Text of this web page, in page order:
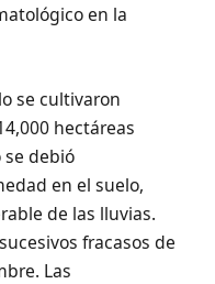
en la
se cultivaron
hectáreas
debió
en el suelo,
de las lluvias.
fracasos de
Las